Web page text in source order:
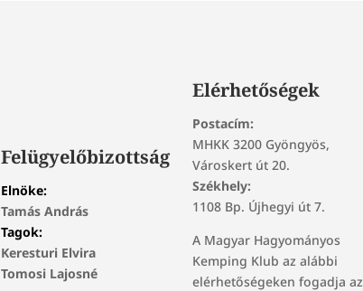
Felügyelőbizottság
Elnöke:
Tamás András
Tagok:
Keresturi Elvira
Tomosi Lajosné
Elérhetőségek
Postacím:
MHKK 3200 Gyöngyös,
Városkert út 20.
Székhely:
1108 Bp. Újhegyi út 7.
A Magyar Hagyományos
Kemping Klub az alábbi
elérhetőségeken fogadja az